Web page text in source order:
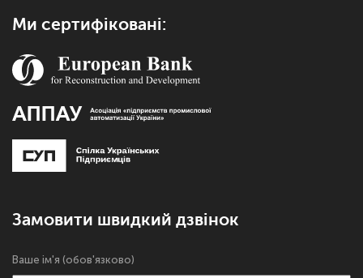
Ми сертифіковані:
Замовити швидкий дзвінок
Ваше ім'я (обов'язково)